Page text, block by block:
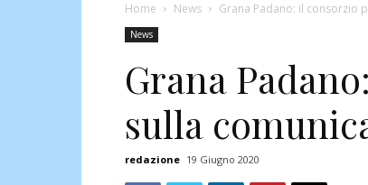
Home News Grana Padano: il consorzio
News
Grana
sulla
redazione 19 Giugno 2020